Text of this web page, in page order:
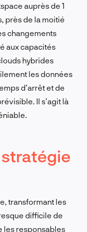
auprès de 1
près de la moitié
changements
aux capacités
hybrides
les données
d’arrêt et de
Il s’agit là
stratégie
transformant les
difficile de
les responsables